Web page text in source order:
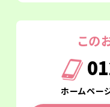
この
ホームペー